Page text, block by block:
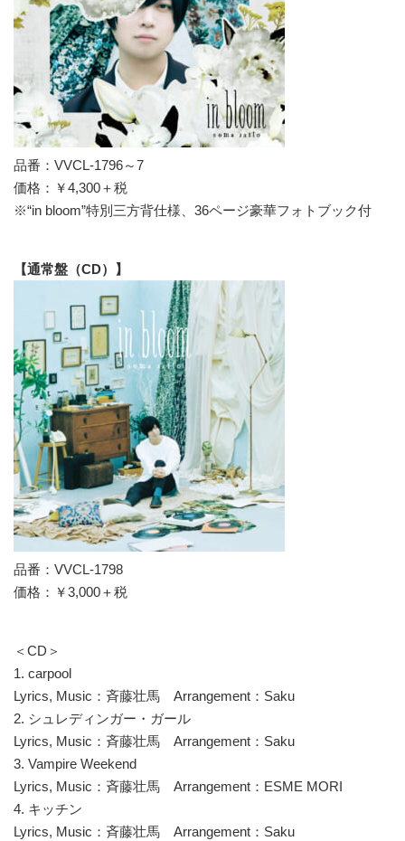
品番：VVCL-1796～7
価格：￥4,300＋税
※“in bloom”特別三方背仕様、36ページ豪華フォトブック付
【通常盤（CD）】
品番：VVCL-1798
価格：￥3,000＋税
＜CD＞
1. carpool
Lyrics, Music：斉藤壮馬 Arrangement：Saku
2. シュレディンガー・ガール
Lyrics, Music：斉藤壮馬 Arrangement：Saku
3. Vampire Weekend
Lyrics, Music：斉藤壮馬 Arrangement：ESME MORI
4. キッチン
Lyrics, Music：斉藤壮馬 Arrangement：Saku